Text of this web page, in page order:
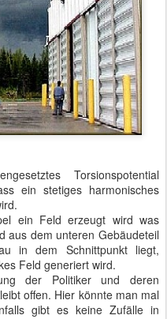
Torsionspotential
ein stetiges harmonisches
ein Feld erzeugt wird was
aus dem unteren Gebäudeteil
in dem Schnittpunkt liegt,
Feld generiert wird.
der Politiker und deren
offen. Hier könnte man mal
gibt es keine Zufälle in